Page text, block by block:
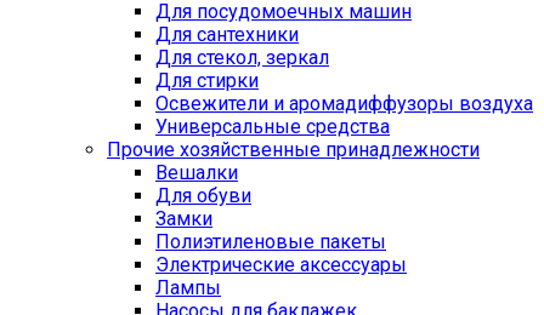
Для посудомоечных машин
Для сантехники
Для стекол, зеркал
Для стирки
Освежители и аромадиффузоры воздуха
Универсальные средства
Прочие хозяйственные принадлежности
Вешалки
Для обуви
Замки
Полиэтиленовые пакеты
Электрические аксессуары
Лампы